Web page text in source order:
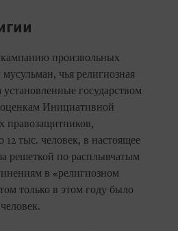
произвольных
чья религиозная
государством
Инициативной
правозащитников,
12 тыс. человек, в настоящее
решеткой по расплывчатым
в «религиозном
только в этом году было